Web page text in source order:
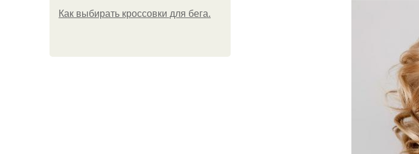
Как выбирать кроссовки для бега.